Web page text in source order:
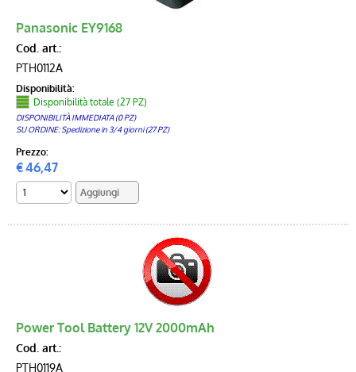
Panasonic EY9168
Cod. art.:
PTH0112A
Disponibilità:
Disponibilità totale (27 PZ)
DISPONIBILITÀ IMMEDIATA (0 PZ)
SU ORDINE: Spedizione in 3/4 giorni (27 PZ)
Prezzo:
€46,47
Power Tool Battery 12V 2000mAh
Cod. art.:
PTH0119A